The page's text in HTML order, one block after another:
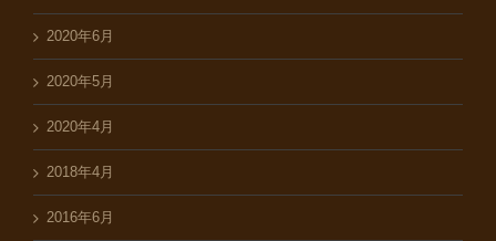
2020年6月
2020年5月
2020年4月
2018年4月
2016年6月